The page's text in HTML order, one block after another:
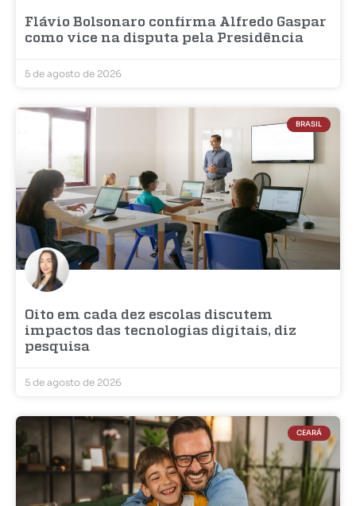
Flávio Bolsonaro confirma Alfredo Gaspar
como vice na disputa pela Presidência
5 de agosto de 2026
BRASIL
Oito em cada dez escolas discutem
impactos das tecnologias digitais, diz
pesquisa
5 de agosto de 2026
CEARÁ